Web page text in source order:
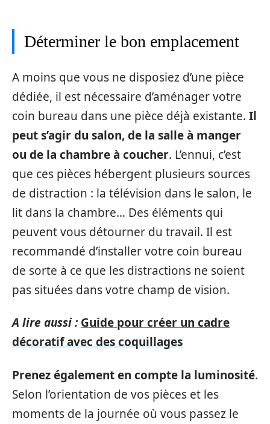
Déterminer le bon emplacement
A moins que vous ne disposiez d’une pièce
dédiée, il est nécessaire d’aménager votre
coin bureau dans une pièce déjà existante. Il
peut s’agir du salon, de la salle à manger
ou de la chambre à coucher. L’ennui, c’est
que ces pièces hébergent plusieurs sources
de distraction : la télévision dans le salon, le
lit dans la chambre… Des éléments qui
peuvent vous détourner du travail. Il est
recommandé d’installer votre coin bureau
de sorte à ce que les distractions ne soient
pas situées dans votre champ de vision.
A lire aussi : Guide pour créer un cadre
décoratif avec des coquillages
Prenez également en compte la luminosité.
Selon l’orientation de vos pièces et les
moments de la journée où vous passez le